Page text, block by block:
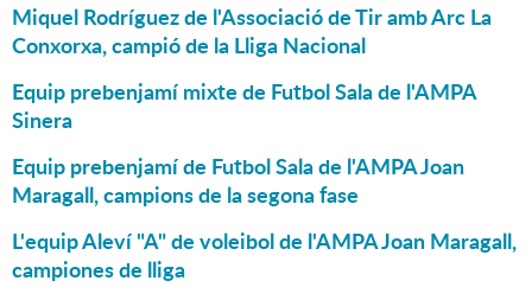
Miquel Rodríguez de l'Associació de Tir amb Arc La
Conxorxa, campió de la Lliga Nacional
Equip prebenjamí mixte de Futbol Sala de l'AMPA
Sinera
Equip prebenjamí de Futbol Sala de l'AMPA Joan
Maragall, campions de la segona fase
L'equip Aleví "A" de voleibol de l'AMPA Joan Maragall,
campiones de lliga